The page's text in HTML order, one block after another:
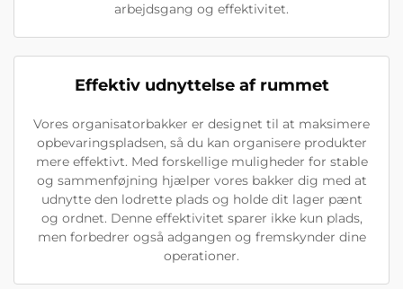
arbejdsgang og effektivitet.
Effektiv udnyttelse af rummet
Vores organisatorbakker er designet til at maksimere
opbevaringspladsen, så du kan organisere produkter
mere effektivt. Med forskellige muligheder for stable
og sammenføjning hjælper vores bakker dig med at
udnytte den lodrette plads og holde dit lager pænt
og ordnet. Denne effektivitet sparer ikke kun plads,
men forbedrer også adgangen og fremskynder dine
operationer.